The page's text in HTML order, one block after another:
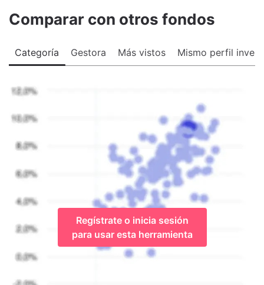
Comparar con otros fondos
Categoría Gestora Más vistos Mismo perfil
Regístrate o inicia sesión
para usar esta herramienta